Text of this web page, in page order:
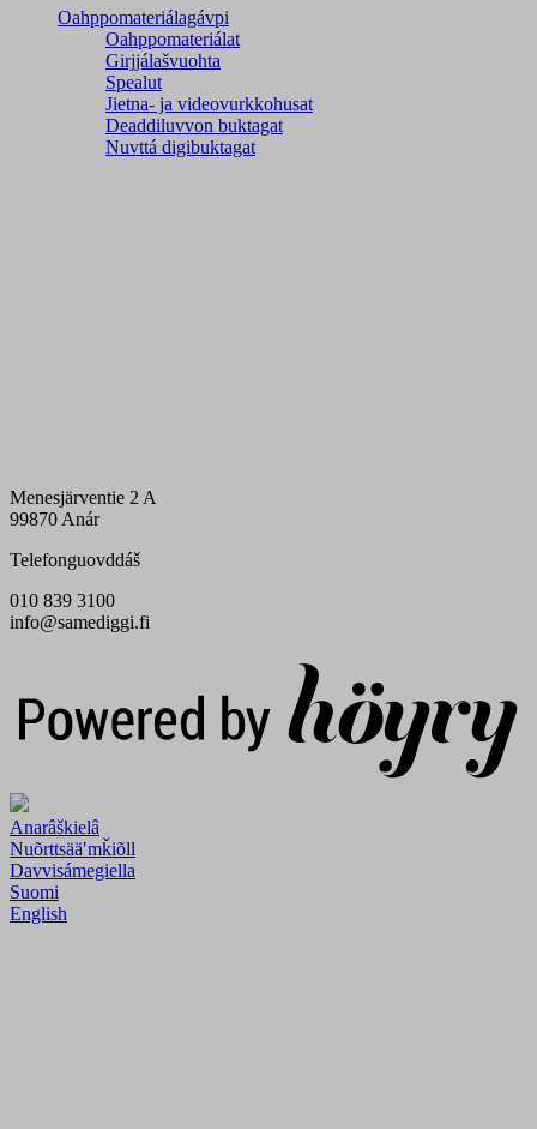
Oahppomateriálagávpi
Oahppomateriálat
Girjjálašvuohta
Spealut
Jietna- ja videovurkkohusat
Deaddiluvvon buktagat
Nuvttá digibuktagat
Menesjärventie 2 A
99870 Anár
Telefonguovddáš
010 839 3100
info@samediggi.fi
Anarâškielâ
Nuõrttsääʹmǩiõll
Davvisámegiella
Suomi
English